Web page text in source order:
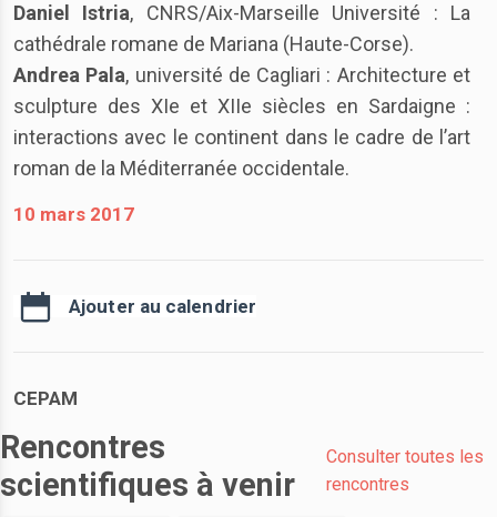
Daniel Istria, CNRS/Aix-Marseille Université : La
cathédrale romane de Mariana (Haute-Corse).
Andrea Pala, université de Cagliari : Architecture et
sculpture des XIe et XIIe siècles en Sardaigne :
interactions avec le continent dans le cadre de l’art
roman de la Méditerranée occidentale.
10 mars 2017
Ajouter au calendrier
CEPAM
Rencontres
scientifiques à venir
Consulter toutes les
rencontres